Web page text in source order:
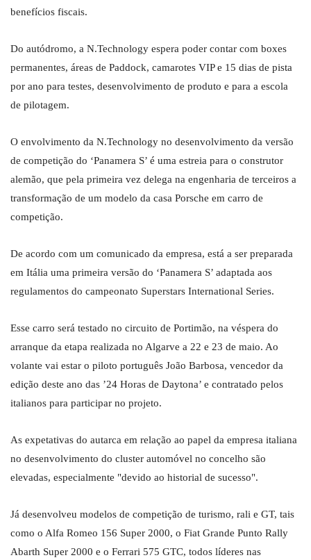
benefícios fiscais.
Do autódromo, a N.Technology espera poder contar com boxes
permanentes, áreas de Paddock, camarotes VIP e 15 dias de pista
por ano para testes, desenvolvimento de produto e para a escola
de pilotagem.
O envolvimento da N.Technology no desenvolvimento da versão
de competição do ‘Panamera S’ é uma estreia para o construtor
alemão, que pela primeira vez delega na engenharia de terceiros a
transformação de um modelo da casa Porsche em carro de
competição.
De acordo com um comunicado da empresa, está a ser preparada
em Itália uma primeira versão do ‘Panamera S’ adaptada aos
regulamentos do campeonato Superstars International Series.
Esse carro será testado no circuito de Portimão, na véspera do
arranque da etapa realizada no Algarve a 22 e 23 de maio. Ao
volante vai estar o piloto português João Barbosa, vencedor da
edição deste ano das ’24 Horas de Daytona’ e contratado pelos
italianos para participar no projeto.
As expetativas do autarca em relação ao papel da empresa italiana
no desenvolvimento do cluster automóvel no concelho são
elevadas, especialmente "devido ao historial de sucesso".
Já desenvolveu modelos de competição de turismo, rali e GT, tais
como o Alfa Romeo 156 Super 2000, o Fiat Grande Punto Rally
Abarth Super 2000 e o Ferrari 575 GTC, todos líderes nas